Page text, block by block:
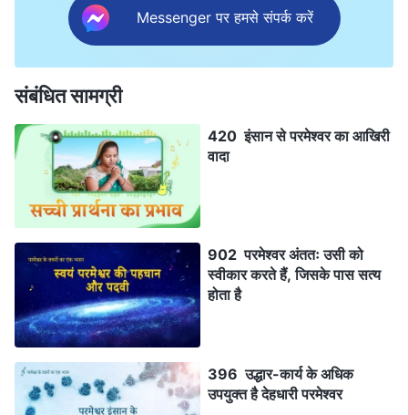
Messenger पर हमसे संपर्क करें
संबंधित सामग्री
420 इंसान से परमेश्वर का आखिरी
वादा
902 परमेश्वर अंततः उसी को
स्वीकार करते हैं, जिसके पास सत्य
होता है
396 उद्धार-कार्य के अधिक
उपयुक्त है देहधारी परमेश्वर